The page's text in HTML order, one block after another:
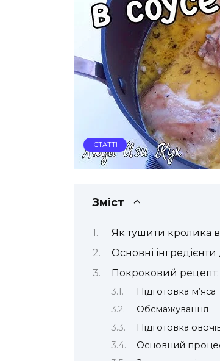
СТАТТІ
Зміст
Як тушити кролика в
Основні
Покроковий рецепт:
Підготовка м’яса
Обсмажування
Підготовка
Основний